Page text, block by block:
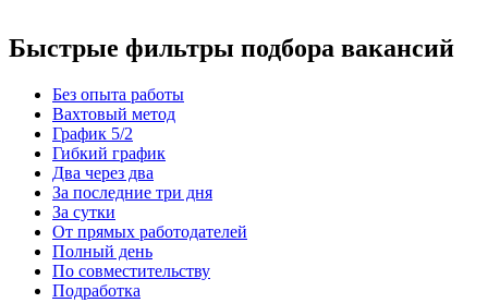
Быстрые фильтры подбора вакансий
Без опыта работы
Вахтовый метод
График 5/2
Гибкий график
Два через два
За последние три дня
За сутки
От прямых работодателей
Полный день
По совместительству
Подработка